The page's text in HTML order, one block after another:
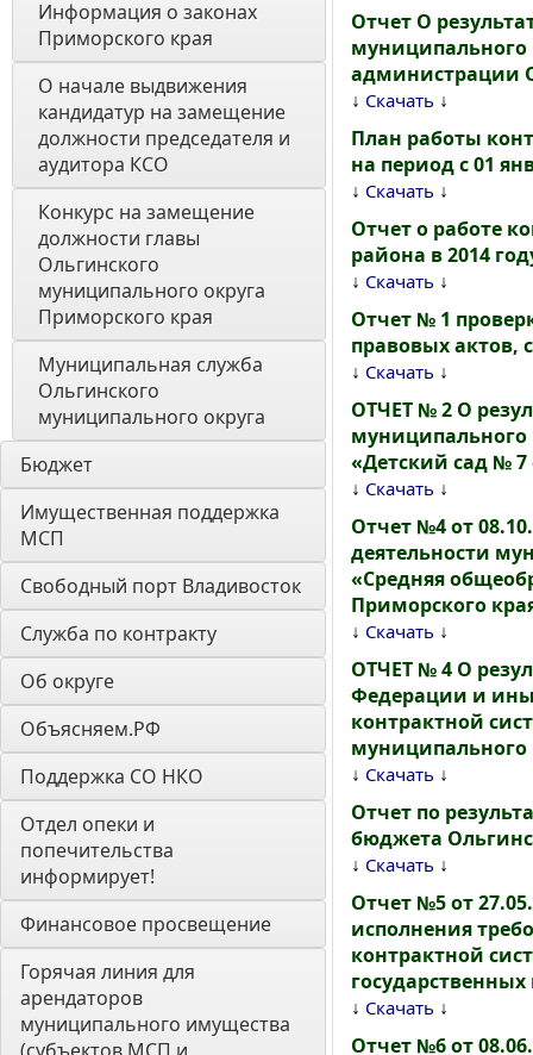
Информация о законах
Приморского края
О начале выдвижения
кандидатур на замещение
должности председателя и
аудитора КСО
Конкурс на замещение
должности главы
Ольгинского
муниципального округа
Приморского края
Муниципальная служба
Ольгинского
муниципального округа
Бюджет
Имущественная поддержка
МСП
Свободный порт Владивосток
Служба по контракту
Об округе
Объясняем.РФ
Поддержка СО НКО
Отдел опеки и
попечительства
информирует!
Финансовое просвещение
Горячая линия для
арендаторов
муниципального имущества
Отчет О
муниципального
администрации
↓ Скачать ↓
План работы
на период с 01
↓ Скачать ↓
Отчет о работе
района в 2014
↓ Скачать ↓
Отчет № 1
правовых
↓ Скачать ↓
ОТЧЕТ № 2 О
муниципального
«Детский сад №
↓ Скачать ↓
Отчет №4 от
деятельности
«Средняя
Приморского
↓ Скачать ↓
ОТЧЕТ № 4 О
Федерации и
контрактной
муниципального
↓ Скачать ↓
Отчет по
бюджета
↓ Скачать ↓
Отчет №5 от
исполнения
контрактной
↓ Скачать ↓
Отчет №6 от